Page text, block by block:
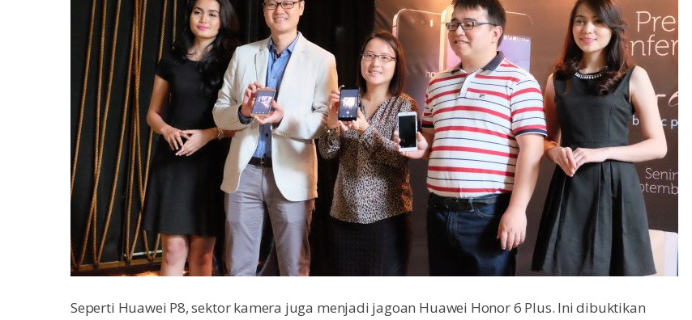
Seperti Huawei P8, sektor kamera juga menjadi jagoan Huawei Honor 6 Plus. Ini dibuktikan